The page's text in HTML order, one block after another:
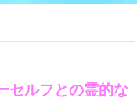
セルフとの霊的な